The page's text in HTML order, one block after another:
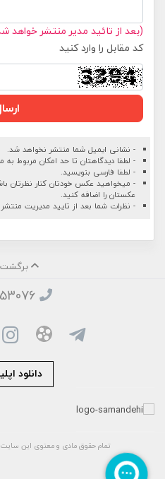
(بعد از تائید مدیر منتشر خواهد
کد مقابل را وارد کنید
- نشانی ایمیل شما منتشر نخواهد شد.
- لطفا دیدگاهتان تا حد امکان مربوط
- لطفا فارسی بنویسید.
- میخواهید عکس خودتان کنار نظرتان
عکستان را اضافه کنید.
- نظرات شما بعد از تایید مدیریت
برگشت
دانلود
تمام حقوق مادی و معنوی این